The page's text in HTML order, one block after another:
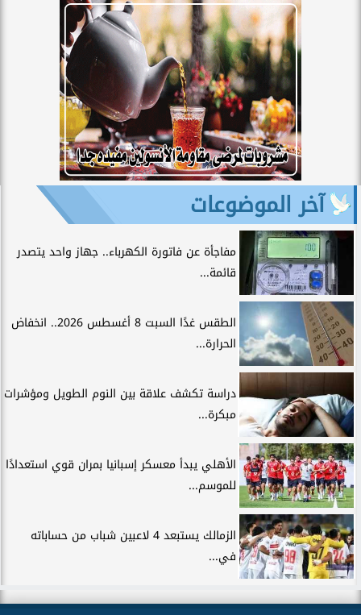
آخر الموضوعات
مفاجأة عن فاتورة الكهرباء.. جهاز واحد يتصدر
قائمة...
الطقس غدًا السبت 8 أغسطس 2026.. انخفاض
الحرارة...
دراسة تكشف علاقة بين النوم الطويل ومؤشرات
مبكرة...
الأهلي يبدأ معسكر إسبانيا بمران قوي استعدادًا
للموسم...
الزمالك يستبعد 4 لاعبين شباب من حساباته
في...